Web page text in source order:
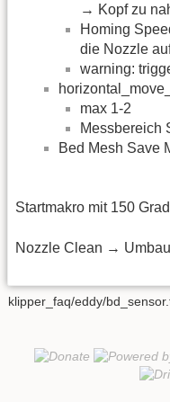
→ Kopf zu
Homing
die Nozzle
warning:
max 1-2
Messbereich
Bed Mesh Save
Startmakro mit 150
Nozzle Clean →
klipper_faq/eddy/